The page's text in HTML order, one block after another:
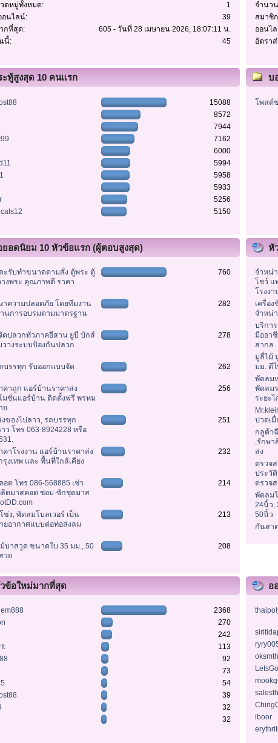
ดหมู่ทั้งหมด:
1
อนไลน์:
39
กที่สุด:
605 - วันที่ 28 เมษายน 2026, 18:07:11 น.
นี้:
45
จำนว
สมาชิ
ออนไ
อัตรา
ะทู้สูงสุด 10 คนแรก
15088
8572
7944
7162
6000
5994
5958
5933
5256
5150
บ
โพสต์
อดนิยม 10 หัวข้อแรก (ผู้ตอบสูงสุด)
ะรับทำขนาดตามสั่ง ตู้พระ ตู้
งพระ คุณภาพดี ราคา
760
าความปลอดภัย โดยทีมงาน
นการอบรมตามมาตรฐาน
282
ดปลวกทั่วภาคอีสาน ยูบี บักส์
วางระบบป้องกันปลวก
278
ถบรรทุก รับออกแบบจัด
262
คาถูก แอร์บ้านราคาส่ง
มชั่นแอร์บ้าน ติดตั้งฟรี พรหม
ย
256
งของไปลาว, รถบรรทุก
ว โทร 063-8924228 หรือ
251
คาโรงงาน แอร์บ้านราคาส่ง
งเทพ และ พื้นที่ใกล้เคียง
232
ต โทร 086-568885 เช่า
ตมาสคอต ซ่อม-ซักชุดมาส
214
ข่ง, พัดลมโบลเวอร์ เป็น
ยอากาศแบบต่อท่อส่งลม
213
บาสวูด ขนาดใบ 35 มม., 50
วย
208
หั
จำหน่
โชว์ แ
โรงงา
เครื่อ
จำหน่
บริกา
มืออา
สากล
มู่ลี่ไม้
มม. ดี
พัดลม
พัดลม
ระยะไ
ปวดเ
กลูต้า
,รักษา
ส่ง
ตรวจ
ประวั
ตรวจ
พัดลม
24นิ้ว,
50นิ้ว
กันสา
วข้อใหม่มากที่สุด
2368
270
242
113
92
73
54
39
32
32
อ
iboor